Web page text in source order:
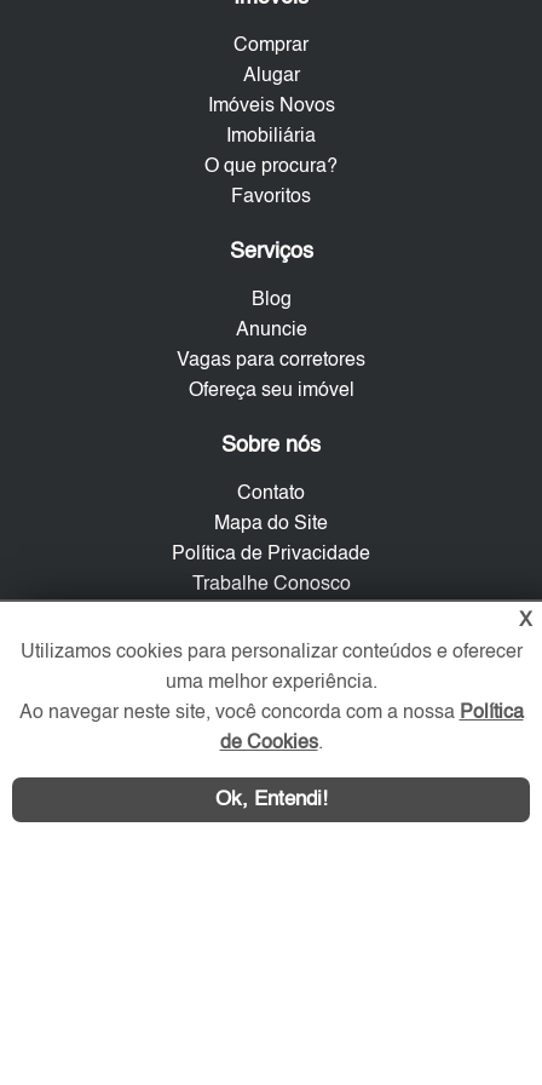
Comprar
Alugar
Imóveis Novos
Imobiliária
O que procura?
Favoritos
Serviços
Blog
Anuncie
Vagas para corretores
Ofereça seu imóvel
Sobre nós
Contato
Mapa do Site
Política de Privacidade
Trabalhe Conosco
Verificada por
Redes Sociais
X
Utilizamos cookies para personalizar conteúdos e oferecer
uma melhor experiência.
Ao navegar neste site, você concorda com a nossa Política
de Cookies.
Ok, Entendi!